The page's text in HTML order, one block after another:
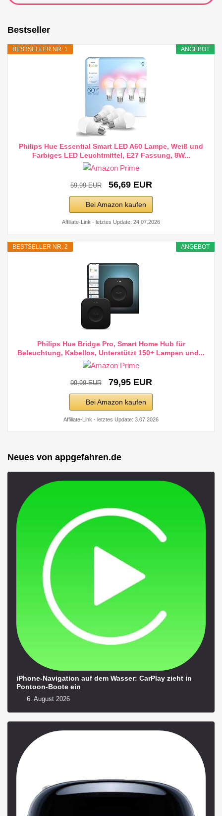
Bestseller
ANGEBOT
BESTSELLER NR. 1
Philips Hue Essential Smart LED A60 Lampe, Weiß und
Farbiges LED Leuchtmittel, E27 Fassung, 8W...
59,99 EUR 56,69 EUR
Bei Amazon kaufen
Affiliate-Link - letztes Update: 24.07.2026
ANGEBOT
BESTSELLER NR. 2
Philips Hue Bridge Pro, Smart Home Hub für
Beleuchtung, Kabellos, Unterstützt 150+ Lampen und...
99,99 EUR 79,95 EUR
Bei Amazon kaufen
Affiliate-Link - letztes Update: 3.07.2026
Neues von appgefahren.de
iPhone-Navigation auf dem Wasser: CarPlay zieht in
Pontoon-Boote ein
6. August 2026